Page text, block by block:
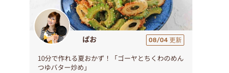
ぱお 08/04 更新
10分で作れる夏おかず！「ゴーヤとちくわのめん
つゆバター炒め」